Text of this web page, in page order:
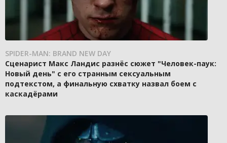
SPIDER-MAN: BRAND NEW DAY
Сценарист Макс Ландис разнёс сюжет "Человек-паук:
Новый день" с его странным сексуальным
подтекстом, а финальную схватку назвал боем с
каскадёрами